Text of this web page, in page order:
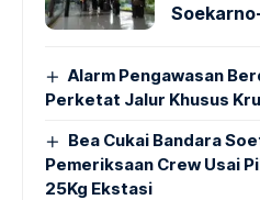
Alarm Pengawasan
Perketat Jalur Khusus
Bea Cukai Bandara
Pemeriksaan Crew Usai
25Kg Ekstasi